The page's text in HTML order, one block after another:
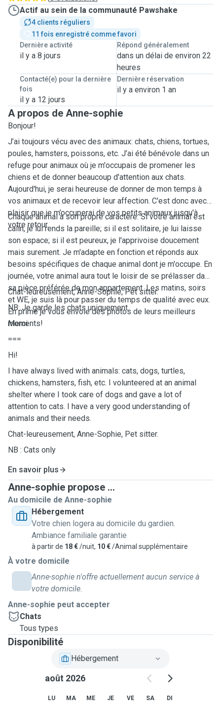
Actif au sein de la communauté Pawshake
4 clients réguliers
11 fois enregistré comme favori
Dernière activité
il y a 8 jours
Répond généralement
dans un délai de environ 22
heures
Contacté(e) pour la dernière
fois
il y a 12 jours
Dernière réservation
il y a environ 1 an
A propos de Anne-sophie
Bonjour!
J’ai toujours vécu avec des animaux: chats, chiens, tortues,
poules, hamsters, poissons, etc. J’ai été bénévole dans un
refuge pour animaux où je m'occupais de promener les
chiens et de donner beaucoup d'attention aux chats.
Aujourd'hui, je serai heureuse de donner de mon temps à
vos animaux et de recevoir leur affection. C'est donc avec
plaisir que je m’occuperai de vos petits animaux jusqu'à
votre retour.
Chaque animal à son propre caractere: Si votre animal est
calin, je lui rends la pareille; si il est solitaire, je lui laisse
son espace; si il est peureux, je l'apprivoise doucement
mais surement. Je m'adapte en fonction et réponds aux
besoins spécifiques de chaque animal dont je m'occupe. En
journée, votre animal aura tout le loisir de se prélasser dans
sa pièce préférée de mon appartement. Les matins, soirs
et WE, je suis là pour passer du temps de qualité avec eux.
En prime je vous envoie des photos de leurs meilleurs
moments!
Chat-leureusement, Anne-Sophie, Pet sitter.
NB: Je garde les chats uniquement.
Merci
===
Hi!
I have always lived with animals: cats, dogs, turtles,
chickens, hamsters, fish, etc. I volunteered at an animal
shelter where I took care of dogs and gave a lot of
attention to cats. I have a very good understanding of
animals and their needs.
Chat-leureusement, Anne-Sophie, Pet sitter.
NB : Cats only
En savoir plus
Anne-sophie propose ...
Au domicile de Anne-sophie
Hébergement
Votre chien logera au domicile du gardien.
Ambiance familiale garantie
à partir de 18 €/nuit, 10 €/Animal supplémentaire
À votre domicile
Anne-sophie n'offre actuellement aucun service à
votre domicile.
Anne-sophie peut accepter
Chats
Tous types
Disponibilité
Hébergement
août 2026
LU MA ME JE VE SA DI